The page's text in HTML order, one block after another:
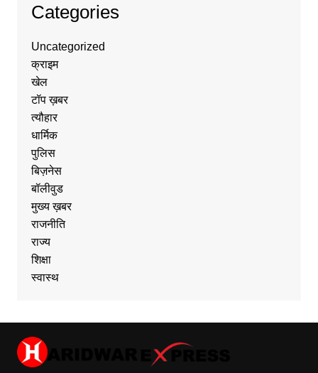
Categories
Uncategorized
क्राइम
खेल
टॉप ख़बर
त्यौहार
धार्मिक
पुलिस
बिज़नेस
बॉलीवुड
मुख्य ख़बर
राजनीति
राज्य
शिक्षा
स्वास्थ